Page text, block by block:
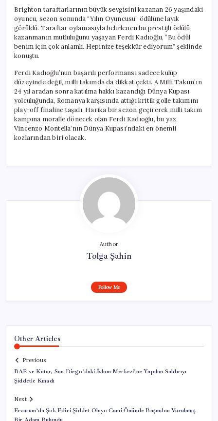
Brighton taraftarlarının büyük sevgisini kazanan 26 yaşındaki
oyuncu, sezon sonunda “Yılın Oyuncusu” ödülüne layık
görüldü. Taraftar oylamasıyla belirlenen bu prestijli ödülü
kazanmanın mutluluğunu yaşayan Ferdi Kadıoğlu, “Bu ödül
benim için çok anlamlı. Hepinize teşekkür ediyorum” şeklinde
konuştu.
Ferdi Kadıoğlu’nun başarılı performansı sadece kulüp
düzeyinde değil, milli takımda da dikkat çekti. A Milli Takım’ın
24 yıl aradan sonra katılma hakkı kazandığı Dünya Kupası
yolculuğunda, Romanya karşısında attığı kritik golle takımını
play-off finaline taşıdı. Harika bir sezon geçirerek milli takım
kampına moralle dönecek olan Ferdi Kadıoğlu, bu yaz
Vincenzo Montella’nın Dünya Kupası’ndaki en önemli
kozlarından biri olacak.
Author
Tolga Şahin
Follow Me
Other Articles
Previous
BAE ve Katar, San Diego’daki İslam Merkezi’ne Yapılan Saldırıyı
Şiddetle Kınadı
Next
Erzurum’da Şok Edici Şiddet Olayı: Cami Önünde Başından Vurulmuş